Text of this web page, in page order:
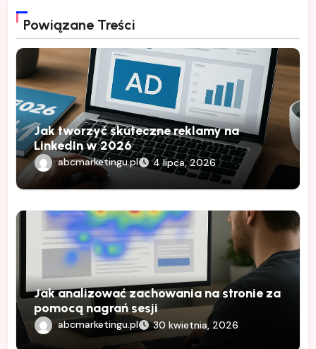
Powiązane Treści
Jak tworzyć skuteczne reklamy na
LinkedIn w 2026
abcmarketingu.pl 4 lipca, 2026
Jak analizować zachowania na stronie za
pomocą nagrań sesji
abcmarketingu.pl 30 kwietnia, 2026